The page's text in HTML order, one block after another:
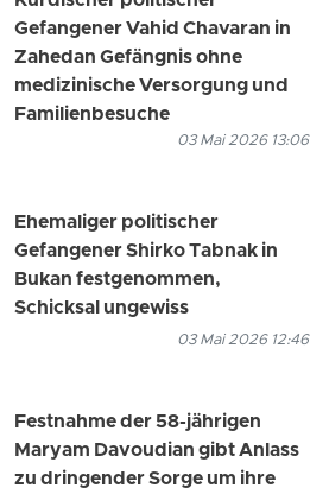
Gefangener Vahid Chavaran in
Zahedan Gefängnis ohne
medizinische Versorgung und
Familienbesuche
03 Mai 2026 13:06
Ehemaliger politischer
Gefangener Shirko Tabnak in
Bukan festgenommen,
Schicksal ungewiss
03 Mai 2026 12:46
Festnahme der 58-jährigen
Maryam Davoudian gibt Anlass
zu dringender Sorge um ihre